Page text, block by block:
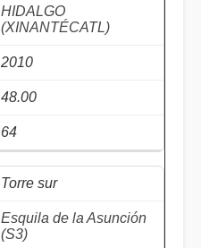
HIDALGO
(XINANTÉCATL)
2010
48.00
64
Torre sur
Esquila de la Asunción
(S3)